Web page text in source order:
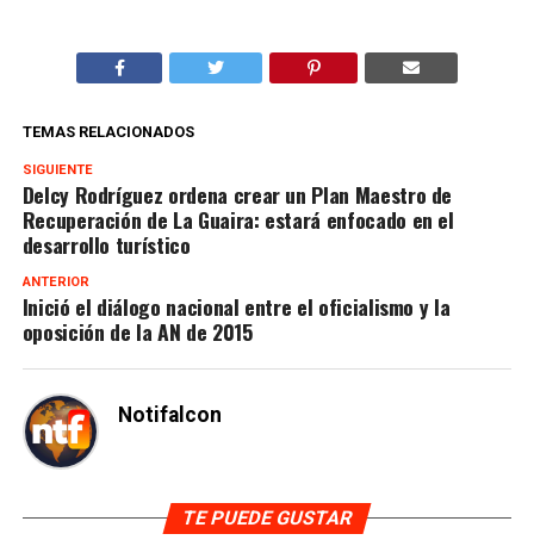
TEMAS RELACIONADOS
SIGUIENTE
Delcy Rodríguez ordena crear un Plan Maestro de
Recuperación de La Guaira: estará enfocado en el
desarrollo turístico
ANTERIOR
Inició el diálogo nacional entre el oficialismo y la
oposición de la AN de 2015
Notifalcon
TE PUEDE GUSTAR